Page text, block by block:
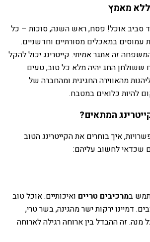
מאמץ
סביב אוכל! פסח, ראש השנה, סוכות – כל
עמוסים במאכלים מסורתיים וחדשניים.
זה אתגר אמיתי. קייטרינג יכול להקל
ששולחן החג יהיה מלא כל טוב, טעים
מהאווירה החגיגית ומהחברה של
להיות כלואים במטבח.
המתאים?
איך בוחרים את הקייטרינג הטוב
שכדאי לחשוב עליהם:
במרכיבים טריים ואיכותיים. אוכל טוב
דמיינו ירקות ישר מהגינה, בשר טרי,
מנה. זה ההבדל בין ארוחה רגילה לארוחה